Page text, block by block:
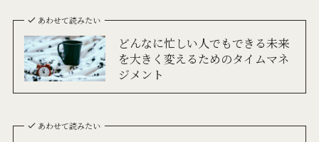
あわせて読みたい
どんなに忙しい人でもできる未来
を大きく変えるためのタイムマネ
ジメント
あわせて読みたい